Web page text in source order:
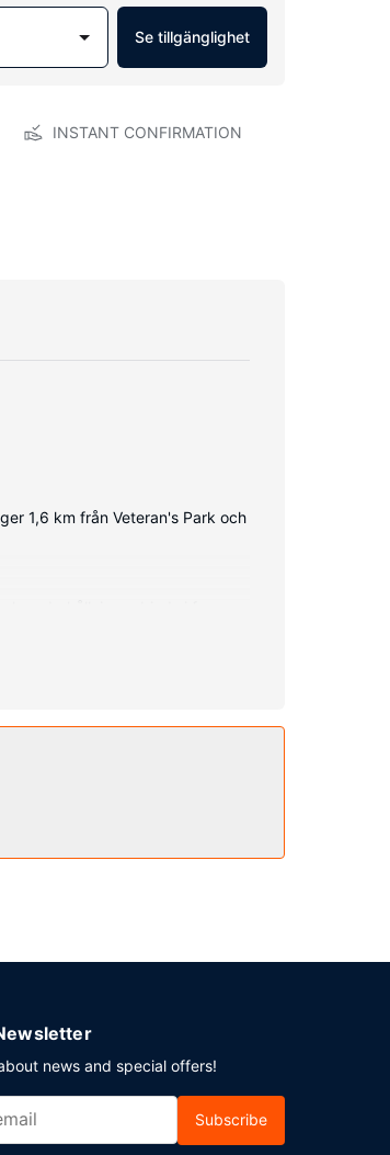
Se tillgänglighet
INSTANT CONFIRMATION
1,6 km från Veteran's Park och
tebryggare. Städning erbjuds
news and special offers!
Subscribe